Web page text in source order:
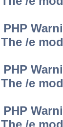
/e
/e
/e